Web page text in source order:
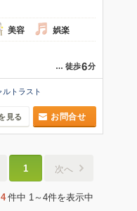
美容 娯楽
… 徒歩6分
トラスト
見る お問合せ
1 次へ
4 件中 1～4件を表示中